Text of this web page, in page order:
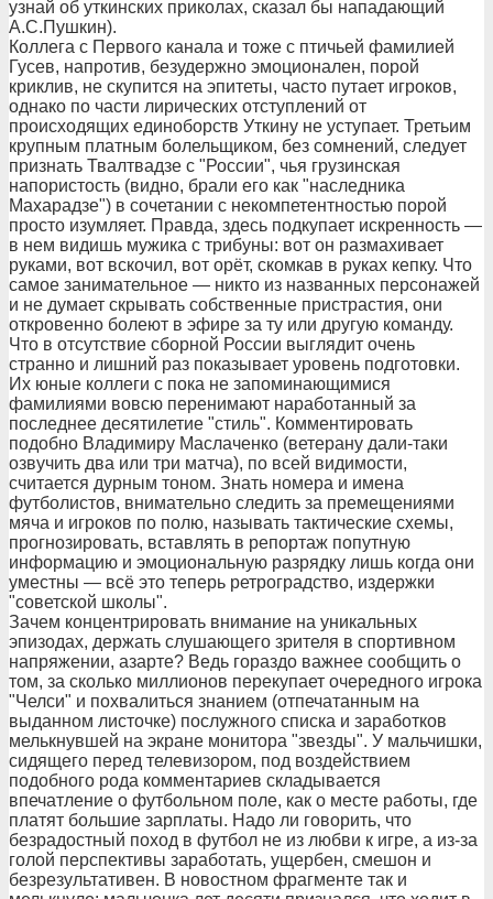
узнай об уткинских приколах, сказал бы нападающий
А.С.Пушкин).
Коллега с Первого канала и тоже с птичьей фамилией
Гусев, напротив, безудержно эмоционален, порой
криклив, не скупится на эпитеты, часто путает игроков,
однако по части лирических отступлений от
происходящих единоборств Уткину не уступает. Третьим
крупным платным болельщиком, без сомнений, следует
признать Твалтвадзе с "России", чья грузинская
напористость (видно, брали его как "наследника
Махарадзе") в сочетании с некомпетентностью порой
просто изумляет. Правда, здесь подкупает искренность —
в нем видишь мужика с трибуны: вот он размахивает
руками, вот вскочил, вот орёт, скомкав в руках кепку. Что
самое занимательное — никто из названных персонажей
и не думает скрывать собственные пристрастия, они
откровенно болеют в эфире за ту или другую команду.
Что в отсутствие сборной России выглядит очень
странно и лишний раз показывает уровень подготовки.
Их юные коллеги с пока не запоминающимися
фамилиями вовсю перенимают наработанный за
последнее десятилетие "стиль". Комментировать
подобно Владимиру Маслаченко (ветерану дали-таки
озвучить два или три матча), по всей видимости,
считается дурным тоном. Знать номера и имена
футболистов, внимательно следить за премещениями
мяча и игроков по полю, называть тактические схемы,
прогнозировать, вставлять в репортаж попутную
информацию и эмоциональную разрядку лишь когда они
уместны — всё это теперь ретроградство, издержки
"советской школы".
Зачем концентрировать внимание на уникальных
эпизодах, держать слушающего зрителя в спортивном
напряжении, азарте? Ведь гораздо важнее сообщить о
том, за сколько миллионов перекупает очередного игрока
"Челси" и похвалиться знанием (отпечатанным на
выданном листочке) послужного списка и заработков
мелькнувшей на экране монитора "звезды". У мальчишки,
сидящего перед телевизором, под воздействием
подобного рода комментариев складывается
впечатление о футбольном поле, как о месте работы, где
платят большие зарплаты. Надо ли говорить, что
безрадостный поход в футбол не из любви к игре, а из-за
голой перспективы заработать, ущербен, смешон и
безрезультативен. В новостном фрагменте так и